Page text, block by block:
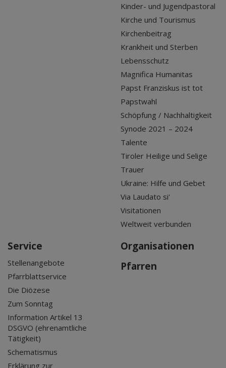
Kinder- und Jugendpastoral
Kirche und Tourismus
Kirchenbeitrag
Krankheit und Sterben
Lebensschutz
Magnifica Humanitas
Papst Franziskus ist tot
Papstwahl
Schöpfung / Nachhaltigkeit
Synode 2021 – 2024
Talente
Tiroler Heilige und Selige
Trauer
Ukraine: Hilfe und Gebet
Via Laudato si'
Visitationen
Weltweit verbunden
Service
Stellenangebote
Pfarrblattservice
Die Diözese
Zum Sonntag
Information Artikel 13
DSGVO (ehrenamtliche
Tätigkeit)
Schematismus
Erklärung zur
Organisationen
Pfarren